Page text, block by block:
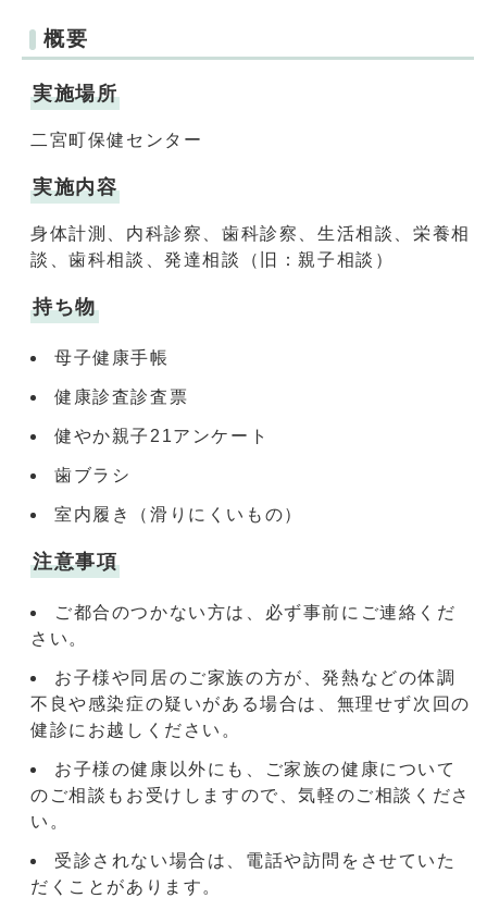
概要
実施場所
二宮町保健センター
実施内容
身体計測、内科診察、歯科診察、生活相談、栄養相
談、歯科相談、発達相談（旧：親子相談）
持ち物
母子健康手帳
健康診査診査票
健やか親子21アンケート
歯ブラシ
室内履き（滑りにくいもの）
注意事項
ご都合のつかない方は、必ず事前にご連絡くだ
さい。
お子様や同居のご家族の方が、発熱などの体調
不良や感染症の疑いがある場合は、無理せず次回の
健診にお越しください。
お子様の健康以外にも、ご家族の健康について
のご相談もお受けしますので、気軽のご相談くださ
い。
受診されない場合は、電話や訪問をさせていた
だくことがあります。